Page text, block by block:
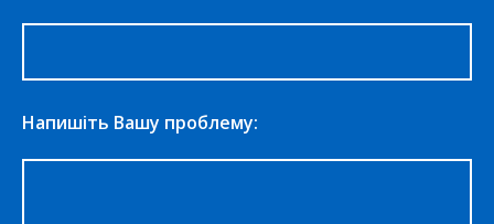
Напишіть Вашу проблему: